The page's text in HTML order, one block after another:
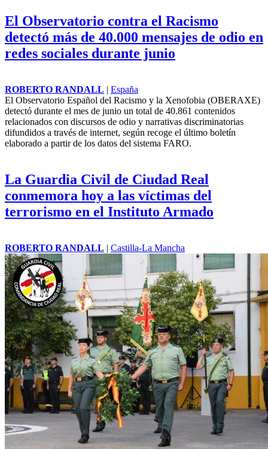
El Observatorio contra el Racismo
detectó más de 40.000 mensajes de odio en
redes sociales durante junio
ROBERTO RANDALL | España
El Observatorio Español del Racismo y la Xenofobia (OBERAXE)
detectó durante el mes de junio un total de 40.861 contenidos
relacionados con discursos de odio y narrativas discriminatorias
difundidos a través de internet, según recoge el último boletín
elaborado a partir de los datos del sistema FARO.
La Guardia Civil de Ciudad Real
conmemora hoy a las víctimas del
terrorismo en el Instituto Armado
ROBERTO RANDALL | Castilla-La Mancha